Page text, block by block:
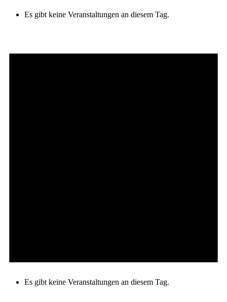
Es gibt keine Veranstaltungen an diesem Tag.
Es gibt keine Veranstaltungen an diesem Tag.